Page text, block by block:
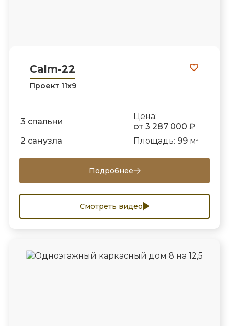
Calm-22
Проект 11х9
3 спальни
Цена:
от 3 287 000 ₽
2 санузла
Площадь: 99м 2
Подробнее
Смотреть видео